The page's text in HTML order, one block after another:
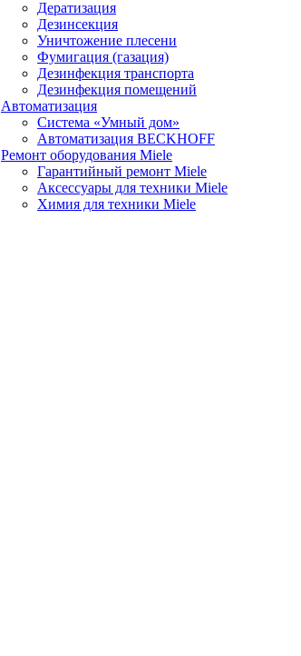
Дератизация
Дезинсекция
Уничтожение плесени
Фумигация (газация)
Дезинфекция транспорта
Дезинфекция помещений
Автоматизация
Система «Умный дом»
Автоматизация BECKHOFF
Ремонт оборудования Miele
Гарантийный ремонт Miele
Аксессуары для техники Miele
Химия для техники Miele